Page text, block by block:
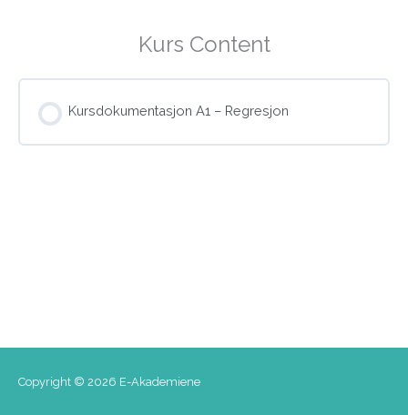
Kurs Content
Kursdokumentasjon A1 – Regresjon
Copyright © 2026 E-Akademiene